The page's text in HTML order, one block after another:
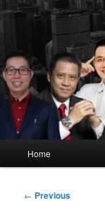
Home
Post
← Previous